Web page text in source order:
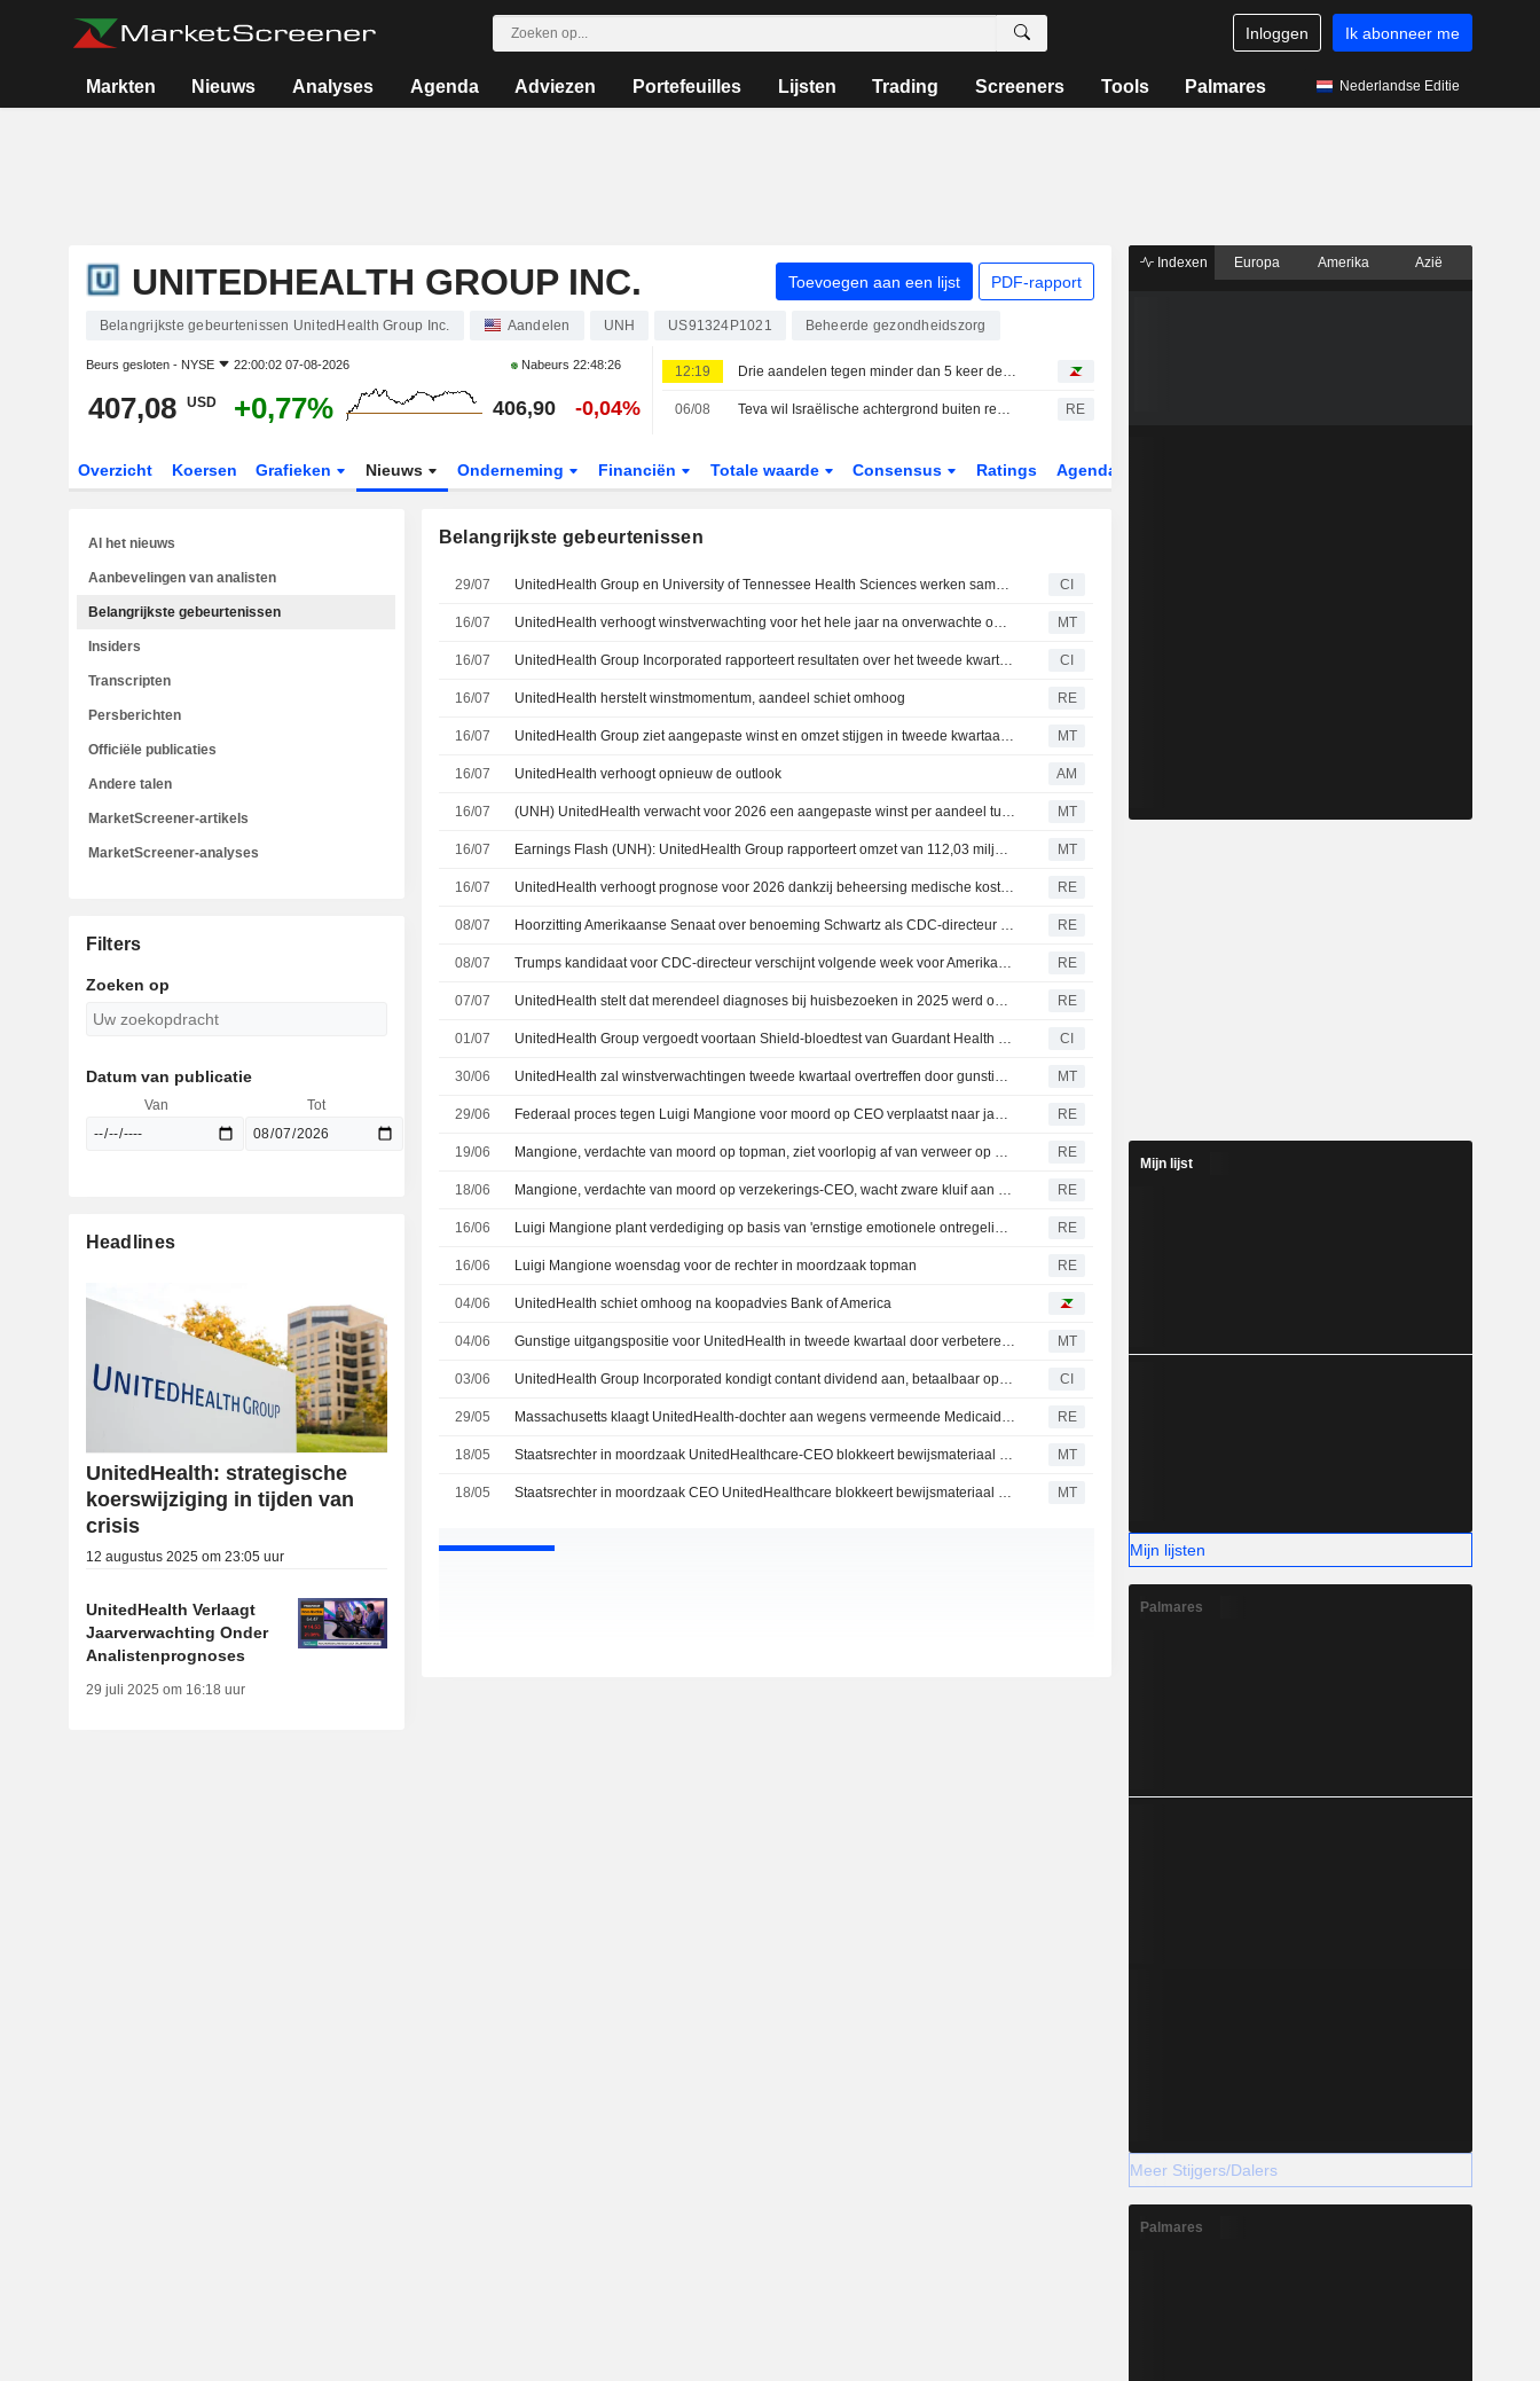
Inloggen Ik abonneer me
Markten Nieuws Analyses Agenda Adviezen Portefeuilles Lijsten Trading Screeners Tools Palmares Nederlandse Editie
UNITEDHEALTH GROUP INC. Toevoegen aan een lijst PDF-rapport
Belangrijkste gebeurtenissen UnitedHealth Group Inc. Aandelen UNH US91324P1021 Beheerde gezondheidszorg
Beurs gesloten - NYSE 22:00:02 07-08-2026 Nabeurs22:48:26
407,08 USD +0,77% 406,90 -0,04%
12:19 Drie aandelen tegen minder dan 5 keer de winst: koopje of valstrik?
06/08 Teva wil Israëlische achtergrond buiten rechtszaal houden vanwege oorlog in Gaza RE
Overzicht Koersen Grafieken Nieuws Onderneming Financiën Totale waarde Consensus Ratings Agenda
Belangrijkste gebeurtenissen
29/07 UnitedHealth Group en University of Tennessee Health Sciences werken samen aan uitbreiding van gezondheidscentra in Tennessee CI
16/07 UnitedHealth verhoogt winstverwachting voor het hele jaar na onverwachte omzetstijging in tweede kwartaal MT
16/07 UnitedHealth Group Incorporated rapporteert resultaten over het tweede kwartaal en de eerste zes maanden eindigend op 30 juni 2026 CI
16/07 UnitedHealth herstelt winstmomentum, aandeel schiet omhoog RE
16/07 UnitedHealth Group ziet aangepaste winst en omzet stijgen in tweede kwartaal; verhoogt prognose voor 2026 MT
16/07 UnitedHealth verhoogt opnieuw de outlook AM
16/07 (UNH) UnitedHealth verwacht voor 2026 een aangepaste winst per aandeel tussen 19,50 en 20,00 dollar, tegenover een FactSet-consensus van 18,49 dollar MT
16/07 Earnings Flash (UNH): UnitedHealth Group rapporteert omzet van 112,03 miljard dollar in het tweede kwartaal, tegenover een FactSet-consensus van 110,81 miljard dollar MT
16/07 UnitedHealth verhoogt prognose voor 2026 dankzij beheersing medische kosten RE
08/07 Hoorzitting Amerikaanse Senaat over benoeming Schwartz als CDC-directeur gepland op 15 juli RE
08/07 Trumps kandidaat voor CDC-directeur verschijnt volgende week voor Amerikaanse Senaatscommissie RE
07/07 UnitedHealth stelt dat merendeel diagnoses bij huisbezoeken in 2025 werd onderbouwd RE
01/07 UnitedHealth Group vergoedt voortaan Shield-bloedtest van Guardant Health voor screening op darmkanker CI
30/06 UnitedHealth zal winstverwachtingen tweede kwartaal overtreffen door gunstige zorgconsumptie, aldus Morgan Stanley MT
29/06 Federaal proces tegen Luigi Mangione voor moord op CEO verplaatst naar januari wegens naderende strafzaak RE
19/06 Mangione, verdachte van moord op topman, ziet voorlopig af van verweer op basis van geestelijke gezondheid RE
18/06 Mangione, verdachte van moord op verzekerings-CEO, wacht zware kluif aan verdediging op basis van mentale inzinking RE
16/06 Luigi Mangione plant verdediging op basis van 'ernstige emotionele ontregeling' in proces rond moord op topman RE
16/06 Luigi Mangione woensdag voor de rechter in moordzaak topman RE
04/06 UnitedHealth schiet omhoog na koopadvies Bank of America
04/06 Gunstige uitgangspositie voor UnitedHealth in tweede kwartaal door verbeterende medische kostentrends, aldus BofA MT
03/06 UnitedHealth Group Incorporated kondigt contant dividend aan, betaalbaar op 23 juni 2026 CI
29/05 Massachusetts klaagt UnitedHealth-dochter aan wegens vermeende Medicaid-fraude RE
18/05 Staatsrechter in moordzaak UnitedHealthcare-CEO blokkeert bewijsmateriaal uit rugzak Mangione MT
18/05 Staatsrechter in moordzaak CEO UnitedHealthcare blokkeert bewijsmateriaal uit rugzak Mangione, meldt CNBC MT
Al het nieuws
Aanbevelingen van analisten
Belangrijkste gebeurtenissen
Insiders
Transcripten
Persberichten
Officiële publicaties
Andere talen
MarketScreener-artikels
MarketScreener-analyses
Filters
Zoeken op
Datum van publicatie
Van Tot
Headlines
UnitedHealth: strategische
koerswijziging in tijden van
crisis
12 augustus 2025 om 23:05 uur
UnitedHealth Verlaagt
Jaarverwachting Onder
Analistenprognoses
29 juli 2025 om 16:18 uur
Indexen Europa Amerika Azië
Mijn lijst
Mijn lijsten
Palmares
Meer Stijgers/Dalers
Palmares